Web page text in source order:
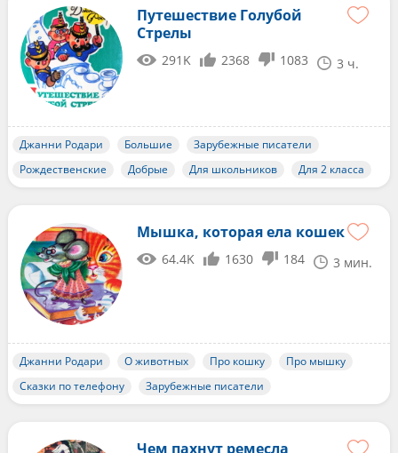
Путешествие Голубой
Стрелы
291K 2368 1083 3 ч.
Джанни Родари Большие
Зарубежные писатели
Рождественские
Добрые Для школьников Для 2 класса
Мышка, которая ела кошек
64.4K 1630 184 3 мин.
Джанни Родари О животных Про кошку
Про мышку
Сказки по телефону
Зарубежные писатели
Чем пахнут ремесла